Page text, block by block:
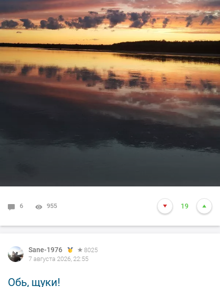
6 955 19
Sane-1976
8025
7 августа 2026, 22:55
Обь, щуки!